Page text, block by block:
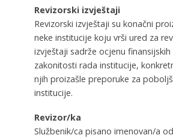
Revizorski izvještaji
Revizorski izvještaji su konačni
neke institucije koju vrši ured za
izvještaji sadrže ocjenu finansijskih
zakonitosti rada institucije,
njih proizašle preporuke za
institucije.
Revizor/ka
Službenik/ca pisano imenovan/a